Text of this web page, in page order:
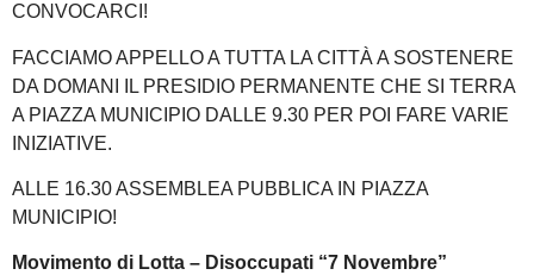
CONVOCARCI!
FACCIAMO APPELLO A TUTTA LA CITTÀ A SOSTENERE
DA DOMANI IL PRESIDIO PERMANENTE CHE SI TERRA
A PIAZZA MUNICIPIO DALLE 9.30 PER POI FARE VARIE
INIZIATIVE.
ALLE 16.30 ASSEMBLEA PUBBLICA IN PIAZZA
MUNICIPIO!
Movimento di Lotta – Disoccupati “7 Novembre”